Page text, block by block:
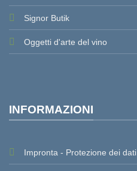
Signor Butik
Oggetti d'arte del vino
INFORMAZIONI
Impronta - Protezione dei dati